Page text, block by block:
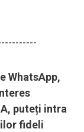
WhatsApp,
puteți intra
fideli